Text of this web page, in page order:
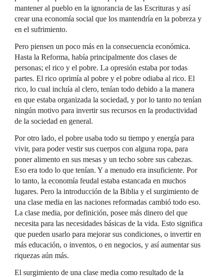
mantener al pueblo en la ignorancia de las Escrituras y así
crear una economía social que los mantendría en la pobreza y
en el sufrimiento.
Pero piensen un poco más en la consecuencia económica.
Hasta la Reforma, había principalmente dos clases de
personas; el rico y el pobre. La opresión estaba por todas
partes. El rico oprimía al pobre y el pobre odiaba al rico. El
rico, lo cual incluía al clero, tenían todo debido a la manera
en que estaba organizada la sociedad, y por lo tanto no tenían
ningún motivo para invertir sus recursos en la productividad
de la sociedad en general.
Por otro lado, el pobre usaba todo su tiempo y energía para
vivir, para poder vestir sus cuerpos con alguna ropa, para
poner alimento en sus mesas y un techo sobre sus cabezas.
Eso era todo lo que tenían. Y a menudo era insuficiente. Por
lo tanto, la economía feudal estaba estancada en muchos
lugares. Pero la introducción de la Biblia y el surgimiento de
una clase media en las naciones reformadas cambió todo eso.
La clase media, por definición, posee más dinero del que
necesita para las necesidades básicas de la vida. Esto significa
que pueden usarlo para mejorar sus condiciones, o invertir en
más educación, o inventos, o en negocios, y así aumentar sus
riquezas aún más.
El surgimiento de una clase media como resultado de la